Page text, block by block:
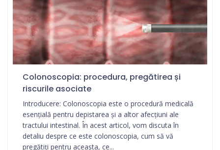
Colonoscopia: procedura, pregătirea și
riscurile asociate
Introducere: Colonoscopia este o procedură medicală
esențială pentru depistarea și a altor afecțiuni ale
tractului intestinal. În acest articol, vom discuta în
detaliu despre ce este colonoscopia, cum să vă
pregătiți pentru aceasta, ce...